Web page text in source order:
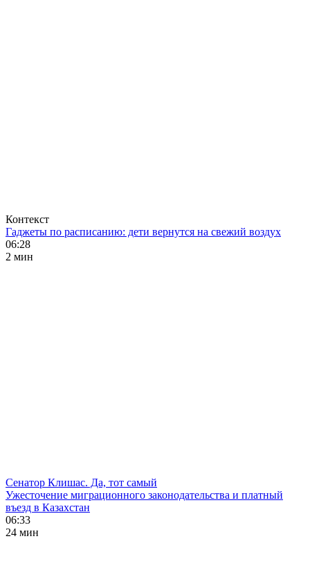
Контекст
Гаджеты по расписанию: дети вернутся на свежий воздух
06:28
2 мин
Сенатор Клишас. Да, тот самый
Ужесточение миграционного законодательства и платный
въезд в Казахстан
06:33
24 мин